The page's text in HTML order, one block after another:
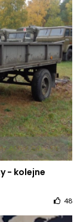
- kolejne
48